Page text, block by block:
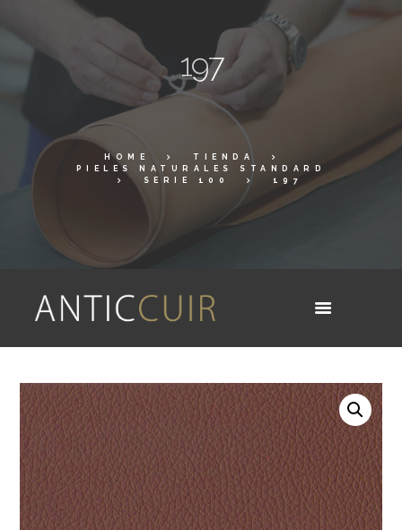
197
HOME
TIENDA
PIELES NATURALES STANDARD
SERIE 100
197